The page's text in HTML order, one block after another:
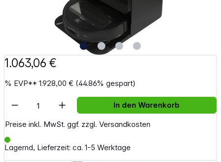
1.063,06 €
% EVP**1.928,00 € (44.86% gespart)
Preise inkl. MwSt. ggf. zzgl. Versandkosten
Lagernd, Lieferzeit: ca. 1-5 Werktage
Artikel Anzahl: Gib den gewünschten
In den Warenkorb